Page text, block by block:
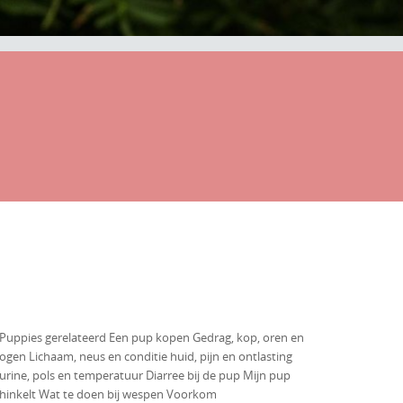
Puppies gerelateerd Een pup kopen Gedrag, kop, oren en
ogen Lichaam, neus en conditie huid, pijn en ontlasting
urine, pols en temperatuur Diarree bij de pup Mijn pup
hinkelt Wat te doen bij wespen Voorkom